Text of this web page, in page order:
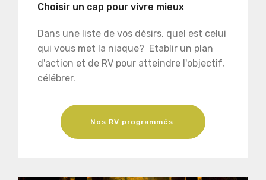
Choisir un cap pour vivre mieux
Dans une liste de vos désirs, quel est celui
qui vous met la niaque? Etablir un plan
d'action et de RV pour atteindre l'objectif,
célébrer.
Nos RV programmés